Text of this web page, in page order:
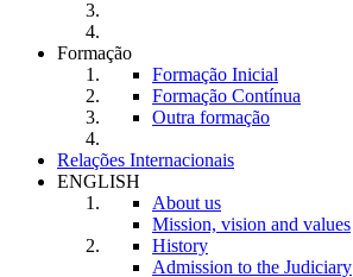
Formação
Formação Inicial
Formação Contínua
Outra formação
Relações Internacionais
ENGLISH
About us
Mission, vision and values
History
Admission to the Judiciary